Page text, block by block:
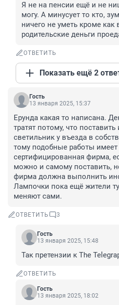
Я не на пенсии ещё и не
могу. А минусует то кто,
ничего не уметь кроме как
родительские деньги
ОТВЕТИТЬ
Показать ещё 2
Гость
13 января 2025, 15:37
Ерунда какая то написана.
тратят потому, что
светильник у въезда в
тому подобные работы имеет
сертифицированная фирма,
можно и самому поставить,
фирма должна выполнить
Лампочки пока ещё жители
меняют сами.
ОТВЕТИТЬ 3
Гость
13 января 2025, 15:48
Так претензии к The
ОТВЕТИТЬ
Гость
13 января 2025, 18:02